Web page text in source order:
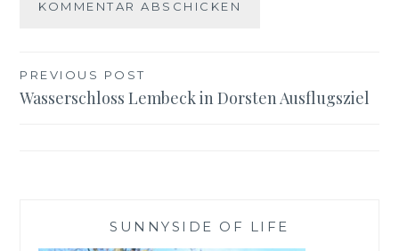
Beitragsnavigation
PREVIOUS POST
Wasserschloss Lembeck in Dorsten Ausflugsziel
SUNNYSIDE OF LIFE